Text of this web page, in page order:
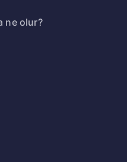
ne olur?